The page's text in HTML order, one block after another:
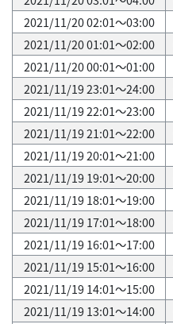
2021/11/20 02:01～03:00
2021/11/20 01:01～02:00
2021/11/20 00:01～01:00
2021/11/19 23:01～24:00
2021/11/19 22:01～23:00
2021/11/19 21:01～22:00
2021/11/19 20:01～21:00
2021/11/19 19:01～20:00
2021/11/19 18:01～19:00
2021/11/19 17:01～18:00
2021/11/19 16:01～17:00
2021/11/19 15:01～16:00
2021/11/19 14:01～15:00
2021/11/19 13:01～14:00